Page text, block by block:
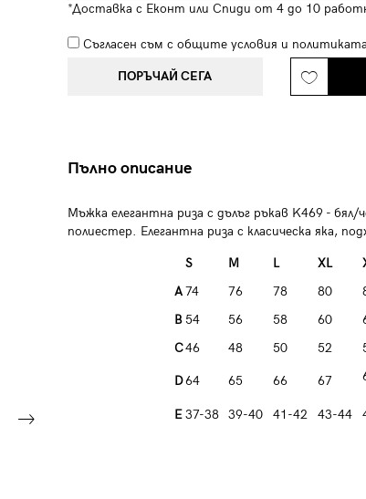
*Доставка с Еконт или Спиди от 4 до 10
Съгласен съм с общите условия и
ПОРЪЧАЙ СЕГА
Пълно описание
Мъжка елегантна риза с дълъг ръкав K469 -
полиестер. Елегантна риза с класическа яка,
S M L XL
A 74 76 78 80
B 54 56 58 60
C46 48 50 52
D64 65 66 67
E 37-38 39-40 41-42 43-44